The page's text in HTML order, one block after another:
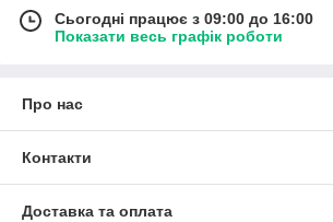
Сьогодні працює з 09:00 до 16:00
Показати весь графік роботи
Про нас
Контакти
Доставка та оплата